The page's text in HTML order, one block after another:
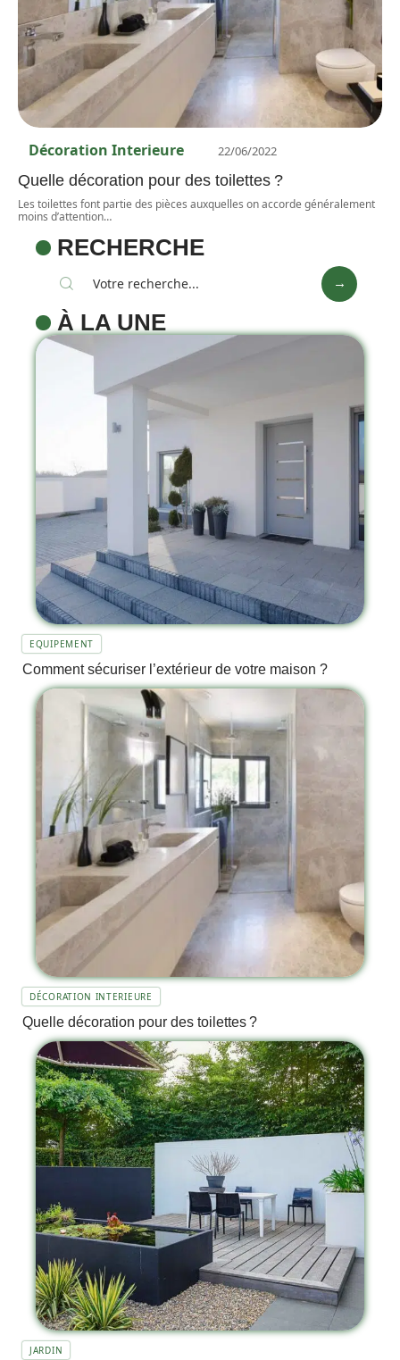
Décoration Interieure 22/06/2022
Quelle décoration pour des toilettes ?
Les toilettes font partie des pièces auxquelles on accorde généralement
moins d’attention…
RECHERCHE
À LA UNE
EQUIPEMENT
Comment sécuriser l’extérieur de votre maison ?
DÉCORATION INTERIEURE
Quelle décoration pour des toilettes ?
JARDIN